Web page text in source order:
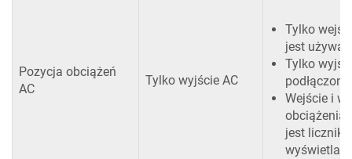
Pozycja obciążeń
AC
Tylko wyjście AC
Tylko
jest
Tylko
Wejście i
obciążenia
jest licznik